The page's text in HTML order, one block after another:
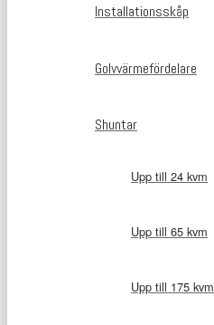
Installationsskåp
Golvvärmefördelare
Shuntar
Upp till 24 kvm
Upp till 65 kvm
Upp till 175 kvm